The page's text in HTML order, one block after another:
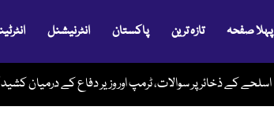
پہلا صفحہ تازہ ترین پاکستان انٹرنیشنل
اسلحے کے ذخائر پر سوالات، ٹرمپ اور وزیر دفاع کے درمیان